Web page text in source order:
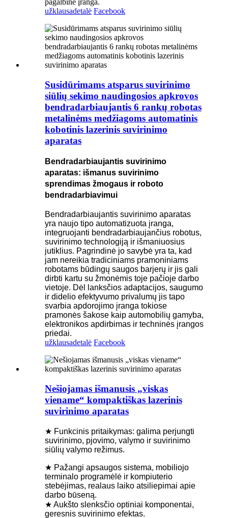
pagalbine įranga.
užklausadetalė Facebook
Susidūrimams atsparus suvirinimo
siūlių sekimo naudingosios apkrovos
bendradarbiaujantis 6 rankų robotas
metalinėms medžiagoms automatinis
kobotinis lazerinis suvirinimo
aparatas
Bendradarbiaujantis suvirinimo
aparatas: išmanus suvirinimo
sprendimas žmogaus ir roboto
bendradarbiavimui
Bendradarbiaujantis suvirinimo aparatas
yra naujo tipo automatizuota įranga,
integruojanti bendradarbiaujančius robotus,
suvirinimo technologiją ir išmaniuosius
jutiklius. Pagrindinė jo savybė yra ta, kad
jam nereikia tradiciniams pramoniniams
robotams būdingų saugos barjerų ir jis gali
dirbti kartu su žmonėmis toje pačioje darbo
vietoje. Dėl lanksčios adaptacijos, saugumo
ir didelio efektyvumo privalumų jis tapo
svarbia apdorojimo įranga tokiose
pramonės šakose kaip automobilių gamyba,
elektronikos apdirbimas ir techninės įrangos
priedai.
užklausadetalė Facebook
Nešiojamas išmanusis „viskas
viename“ kompaktiškas lazerinis
suvirinimo aparatas
★ Funkcinis pritaikymas: galima perjungti
suvirinimo, pjovimo, valymo ir suvirinimo
siūlių valymo režimus.
★ Pažangi apsaugos sistema, mobiliojo
terminalo programėlė ir kompiuterio
stebėjimas, realaus laiko atsiliepimai apie
darbo būseną.
★ Aukšto slenksčio optiniai komponentai,
geresnis suvirinimo efektas.